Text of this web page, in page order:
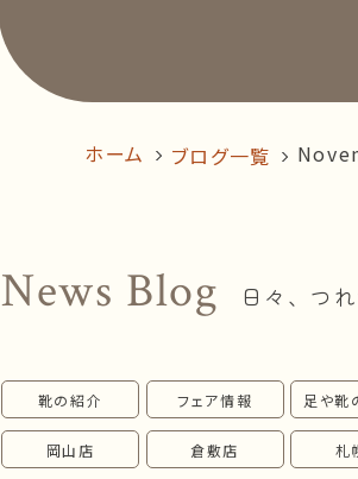
follow us!
ホーム ブログ一覧
News Blog 日々、つ
靴の紹介 フェア情報 足や靴
岡山店 倉敷店 札